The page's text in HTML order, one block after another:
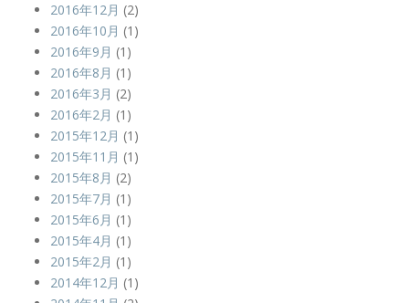
2016年12月 (2)
2016年10月 (1)
2016年9月 (1)
2016年8月 (1)
2016年3月 (2)
2016年2月 (1)
2015年12月 (1)
2015年11月 (1)
2015年8月 (2)
2015年7月 (1)
2015年6月 (1)
2015年4月 (1)
2015年2月 (1)
2014年12月 (1)